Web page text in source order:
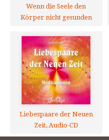
Wenn die Seele den
Körper nicht gesunden
Liebespaare der Neuen
Zeit, Audio-CD